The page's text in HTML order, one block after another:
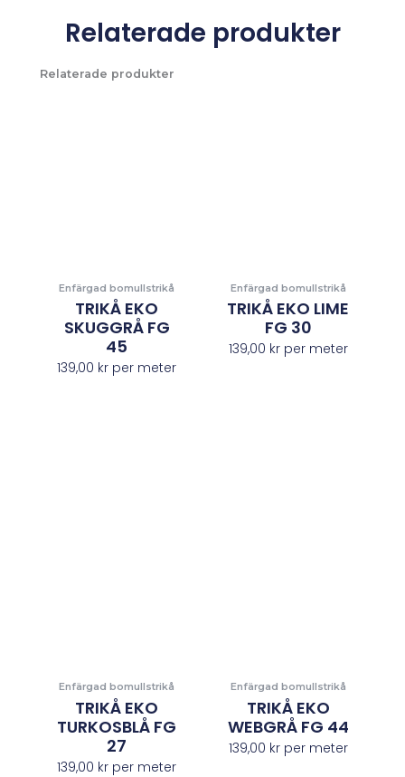
Relaterade produkter
Relaterade produkter
Enfärgad bomullstrikå
TRIKÅ EKO
SKUGGRÅ FG
45
139,00 kr per meter
Enfärgad bomullstrikå
TRIKÅ EKO LIME
FG 30
139,00 krper meter
Enfärgad bomullstrikå
TRIKÅ EKO
TURKOSBLÅ FG
27
139,00 kr per meter
Enfärgad bomullstrikå
TRIKÅ EKO
WEBGRÅ FG 44
139,00 krper meter